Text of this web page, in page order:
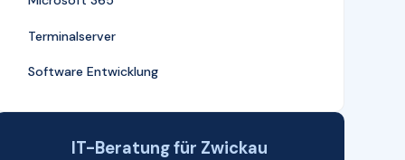
Terminalserver
Software Entwicklung
IT-Beratung für Zwickau